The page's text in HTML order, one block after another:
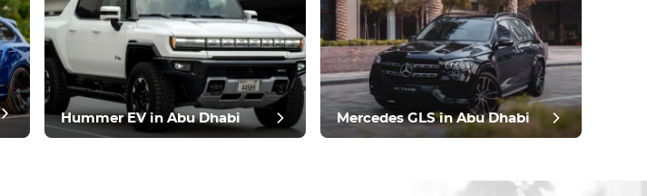
Hummer EV in Abu Dhabi Mercedes GLS in Abu Dhabi